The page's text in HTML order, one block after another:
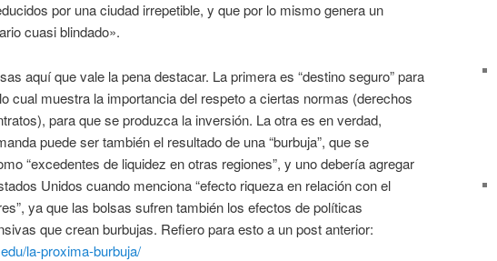
por una ciudad irrepetible, y que por lo mismo genera un
cuasi blindado».
aquí que vale la pena destacar. La primera es “destino seguro” para
cual muestra la importancia del respeto a ciertas normas (derechos
para que se produzca la inversión. La otra es en verdad,
puede ser también el resultado de una “burbuja”, que se
“excedentes de liquidez en otras regiones”, y uno debería agregar
Unidos cuando menciona “efecto riqueza en relación con el
ya que las bolsas sufren también los efectos de políticas
que crean burbujas. Refiero para esto a un post anterior:
la-proxima-burbuja/